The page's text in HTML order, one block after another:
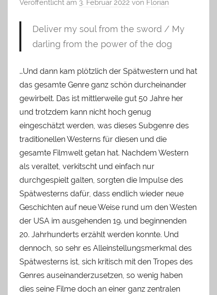
Veröffentlicht am 3. Februar 2022 von Florian
Deliver my soul from the sword / My
darling from the power of the dog
…Und dann kam plötzlich der Spätwestern und hat
das gesamte Genre ganz schön durcheinander
gewirbelt. Das ist mittlerweile gut 50 Jahre her
und trotzdem kann nicht hoch genug
eingeschätzt werden, was dieses Subgenre des
traditionellen Westerns für diesen und die
gesamte Filmwelt getan hat. Nachdem Western
als veraltet, verkitscht und einfach nur
durchgespielt galten, sorgten die Impulse des
Spätwesterns dafür, dass endlich wieder neue
Geschichten auf neue Weise rund um den Westen
der USA im ausgehenden 19. und beginnenden
20. Jahrhunderts erzählt werden konnte. Und
dennoch, so sehr es Alleinstellungsmerkmal des
Spätwesterns ist, sich kritisch mit den Tropes des
Genres auseinanderzusetzen, so wenig haben
dies seine Filme doch an einer ganz zentralen